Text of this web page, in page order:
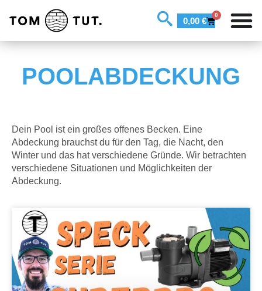
0,00 €
0
POOLABDECKUNG
Dein Pool ist ein großes offenes Becken. Eine
Abdeckung brauchst du für den Tag, die Nacht, den
Winter und das hat verschiedene Gründe. Wir betrachten
verschiedene Situationen und Möglichkeiten der
Abdeckung.